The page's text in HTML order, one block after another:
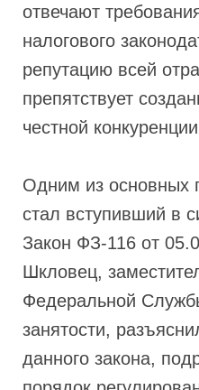
отвечают
налогового
репутацию всей
препятствует
честной
Одним из основных
стал вступивший в
Закон ФЗ-116 от
Шкловец,
Федеральной
занятости,
данного закона,